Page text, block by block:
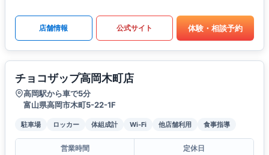
店舗情報 公式サイト 体験・相談予約
チョコザップ高岡木町店
高岡駅から車で5分
富山県高岡市木町5-22-1F
駐車場 ロッカー 体組成計 Wi-Fi 他店舗利用 食事指導
営業時間
定休日